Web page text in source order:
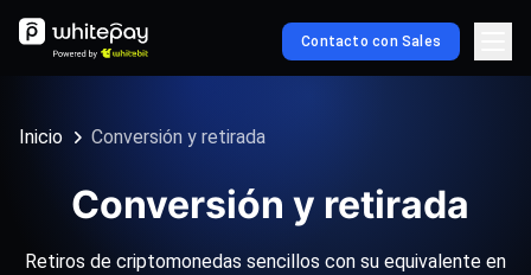
Contacto con Sales
Inicio Conversión y retirada
Conversión y retirada
Retiros de criptomonedas sencillos con su equivalente en